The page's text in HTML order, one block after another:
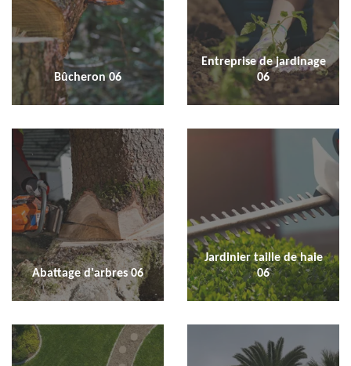
Bûcheron 06
Entreprise de jardinage
06
Abattage d'arbres 06
Jardinier taille de haie
06